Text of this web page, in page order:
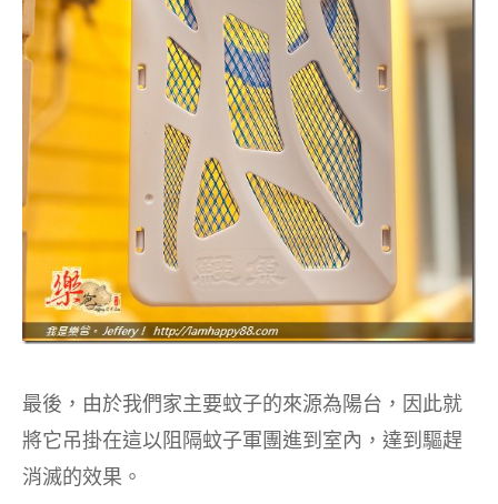
最後，由於我們家主要蚊子的來源為陽台，因此就
將它吊掛在這以阻隔蚊子軍團進到室內，達到驅趕
消滅的效果。